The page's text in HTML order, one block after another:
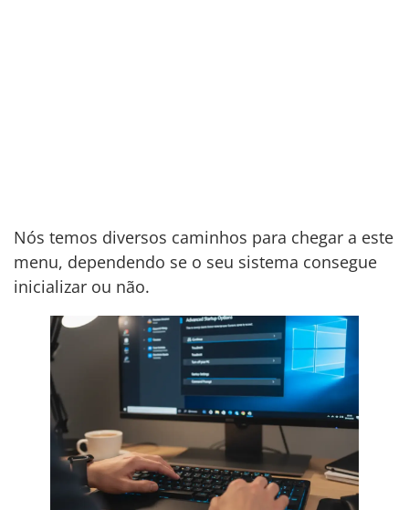
Nós temos diversos caminhos para chegar a este
menu, dependendo se o seu sistema consegue
inicializar ou não.